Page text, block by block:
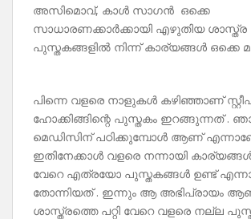
അസിമൊവ്, കാൾ സാഗൻ ഒക്കെ
സാധാരണക്കാർക്കായി എഴുതിയ ശാസ്ത്ര
പുസ്തകങ്ങളിൽ നിന്ന് കാര്യങ്ങൾ ഒക്കെ
പിന്നെ വളരെ നാളുകൾ കഴിഞ്ഞാണ്
ഹോക്കിങ്ങിന്റെ പുസ്തകം ഇറങ്ങുന്നത് .
മെഡിസിന് പഠിക്കുമ്പോൾ ആണ്
ഇതിനേക്കാൾ വളരെ നന്നായി
വേറെ എത്രയോ പുസ്തകങ്ങൾ ഉണ്ട്
തോന്നിയത് . ഇന്നും ആ അഭിപ്രായം
ശാസ്ത്രത്തെ പറ്റി വേറെ വളരെ നല്ല